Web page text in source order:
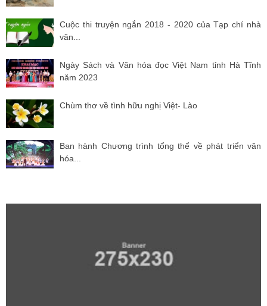
Cuộc thi truyện ngắn 2018 - 2020 của Tạp chí nhà
văn...
Ngày Sách và Văn hóa đọc Việt Nam tỉnh Hà Tĩnh
năm 2023
Chùm thơ về tình hữu nghị Việt- Lào
Ban hành Chương trình tổng thể về phát triển văn
hóa...